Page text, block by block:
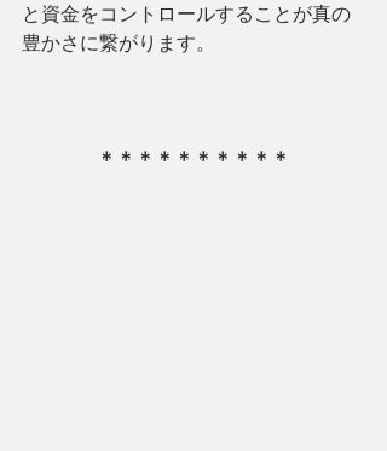
と資金をコントロールすることが真の
豊かさに繋がります。
＊＊＊＊＊＊＊＊＊＊